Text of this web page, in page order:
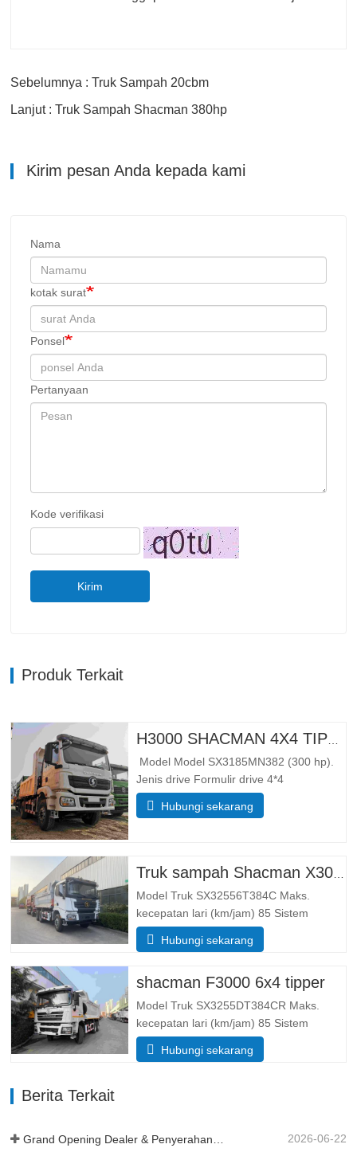
Sebelumnya : Truk Sampah 20cbm
Lanjut : Truk Sampah Shacman 380hp
Kirim pesan Anda kepada kami
Nama
kotak surat
Ponsel
Pertanyaan
Kode verifikasi
Kirim
Produk Terkait
Model Model SX3185MN382 (300 hp).
Jenis drive Formulir drive 4*4
BeratParameter berat Massa
trotoar lengkap (kg) 整备质量 5500
keseluruhan (PxLxT) (mm)Dimensi
Hubungi sekarang
Model Truk SX32556T384C Maks.
kecepatan lari (km/jam) 85 Sistem
Penggerak 6×4 Ukuran (L*W*H)(mm)
Keseluruhan 8385*2490*3450 Buang
Bawah 8, sisi 6 Sistem pengangkatan
hidrolik HYVA pengangkat tengah atau…
Hubungi sekarang
shacman F3000 6x4 tipper
Model Truk SX3255DT384CR Maks.
kecepatan lari (km/jam) 85 Sistem
Penggerak 6×4 Ukuran (L*W*H)(mm)
Keseluruhan 8385*2490*3450 Buang
Hubungi sekarang
Berita Terkait
2026-06-22